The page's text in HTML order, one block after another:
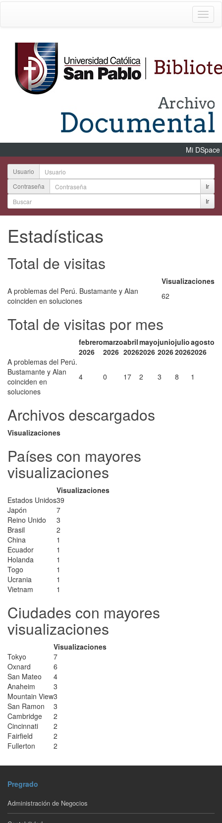
Mi DSpace
Usuario
Contraseña
Ir
Ir
Estadísticas
Total de visitas
Visualizaciones
A problemas del Perú. Bustamante y Alan
coinciden en soluciones
62
Total de visitas por mes
febrero
2026
marzo
2026
abril
2026
mayo
2026
junio
2026
julio
2026
agosto
2026
A problemas del Perú.
Bustamante y Alan
coinciden en
soluciones
4 0 17 2 3 8 1
Archivos descargados
Visualizaciones
Países con mayores
visualizaciones
Visualizaciones
Estados Unidos39
Japón
7
Reino Unido
3
Brasil
2
China
1
Ecuador
1
Holanda
1
Togo
1
Ucrania
1
Vietnam
1
Ciudades con mayores
visualizaciones
Visualizaciones
Tokyo
7
Oxnard
6
San Mateo
4
Anaheim
3
Mountain View3
San Ramon
3
Cambridge
2
Cincinnati
2
Fairfield
2
Fullerton
2
Pregrado
Administración de Negocios